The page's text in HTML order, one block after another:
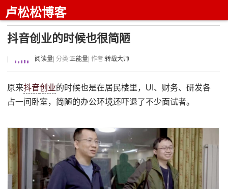
卢松松博客
抖音创业的时候也很简陋
阅读量 | 分类:正能量 | 作者:转载大师
原来抖音创业的时候也是在居民楼里，UI、财务、研发各
占一间卧室，简陋的办公环境还吓退了不少面试者。